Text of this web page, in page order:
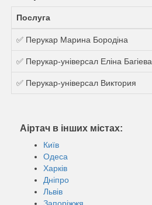
Послуга
✅ Перукар Марина Бородіна
✅ Перукар-універсал Еліна Багіева
✅ Перукар-універсал Виктория
Аіртач в інших містах:
Київ
Одеса
Харків
Дніпро
Львів
Запоріжжя